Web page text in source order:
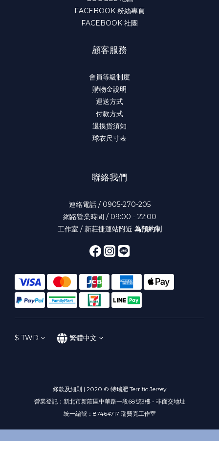
FACEBOOK 粉絲專頁
FACEBOOK 社團
顧客服務
會員等級制度
購物金說明
運送方式
付款方式
退換貨須知
球衣尺寸表
聯絡我們
連絡電話 / 0905-270-205
網路營業時間 / 09:00 - 22:00
工作室 / 新莊捷運站附近 為預約制
$ TWD 繁體中文
條款及細則 | 2020 © 特瑞肥 Terrific Jersey
營業登記：新北市新莊區中華路一段68號3樓 - 非面交地址
統一編號：87464717 瑞費克工作室